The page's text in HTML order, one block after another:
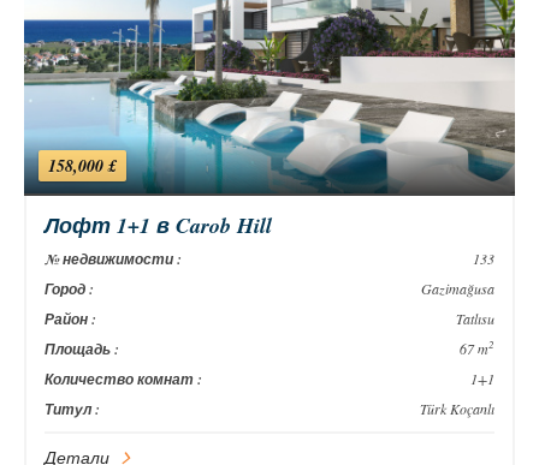
158,000 £
Лофт 1+1 в Carob Hill
№ недвижимости : 133
Город : Gazimağusa
Район : Tatlısu
Площадь : 67 m2
Количество комнат : 1+1
Титул : Türk Koçanlı
Детали